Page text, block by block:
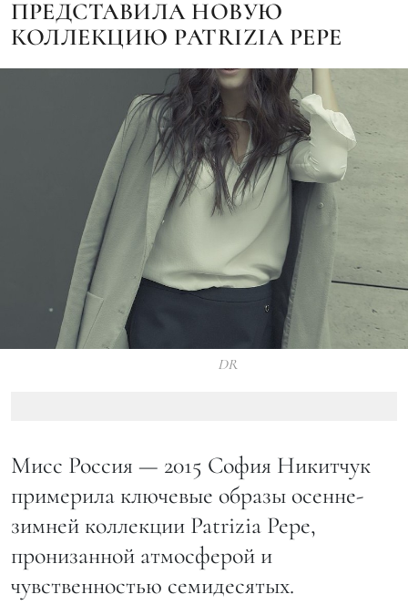
ПРЕДСТАВИЛА НОВУЮ
КОЛЛЕКЦИЮ PATRIZIA PEPE
DR
Мисс Россия — 2015 София Никитчук
примерила ключевые образы осенне-
зимней коллекции Patrizia Pepe,
пронизанной атмосферой и
чувственностью семидесятых.